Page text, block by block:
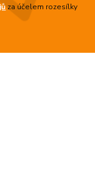
za účelem rozesílky